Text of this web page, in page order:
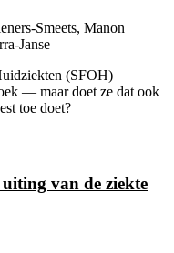
Smeets, Manon
Janse
(SFOH)
— maar doet ze dat ook
toe doet?
van de ziekte